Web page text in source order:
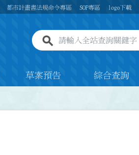
都市計畫書法規命令專區 SOP專區 logo下載
全站查詢關鍵字欄位
草案預告 綜合查詢